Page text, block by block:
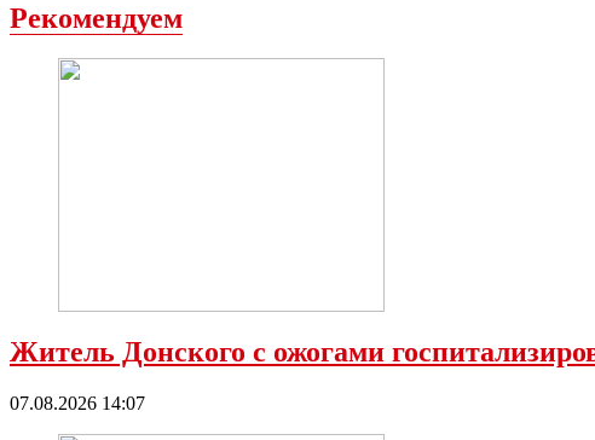
Рекомендуем
Житель Донского с ожогами
07.08.2026 14:07